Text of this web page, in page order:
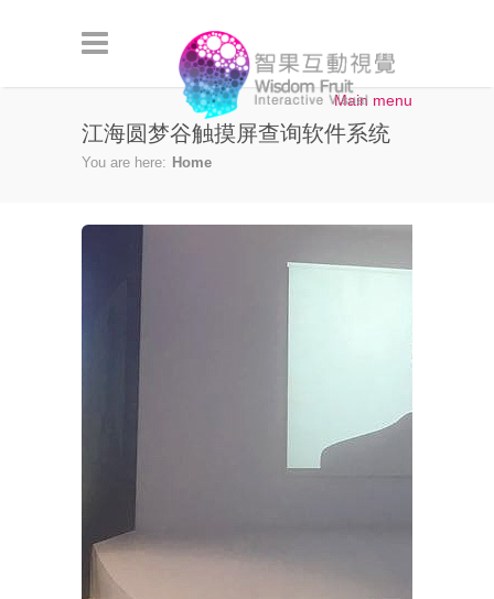
Main menu
江海圆梦谷触摸屏查询软件系统
You are here: Home